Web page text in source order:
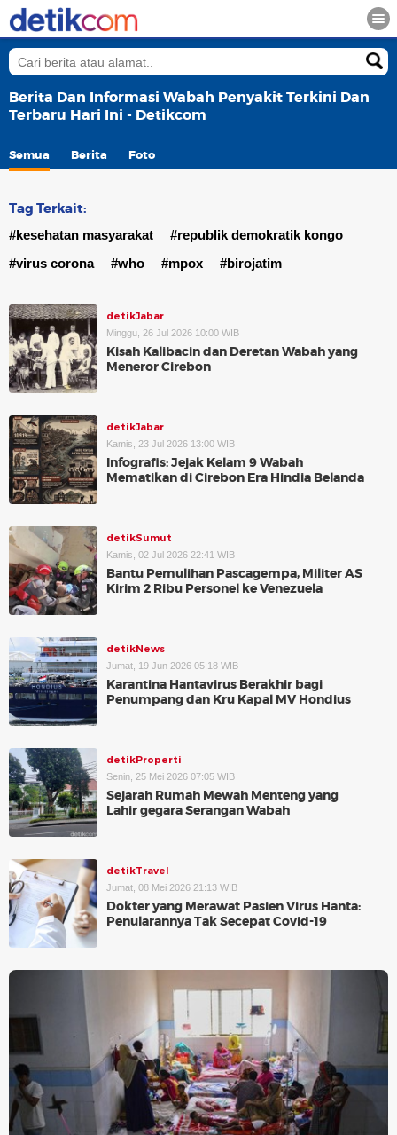
Berita Dan Informasi Wabah Penyakit Terkini Dan
Terbaru Hari Ini - Detikcom
Semua Berita Foto
Tag Terkait:
#kesehatan masyarakat
#republik demokratik kongo
#virus corona
#who #mpox #birojatim
detikJabar
Minggu, 26 Jul 2026 10:00 WIB
Kisah Kalibacin dan Deretan Wabah yang
Meneror Cirebon
detikJabar
Kamis, 23 Jul 2026 13:00 WIB
Infografis: Jejak Kelam 9 Wabah
Mematikan di Cirebon Era Hindia Belanda
detikSumut
Kamis, 02 Jul 2026 22:41 WIB
Bantu Pemulihan Pascagempa, Militer AS
Kirim 2 Ribu Personel ke Venezuela
detikNews
Jumat, 19 Jun 2026 05:18 WIB
Karantina Hantavirus Berakhir bagi
Penumpang dan Kru Kapal MV Hondius
detikProperti
Senin, 25 Mei 2026 07:05 WIB
Sejarah Rumah Mewah Menteng yang
Lahir gegara Serangan Wabah
detikTravel
Jumat, 08 Mei 2026 21:13 WIB
Dokter yang Merawat Pasien Virus Hanta:
Penularannya Tak Secepat Covid-19